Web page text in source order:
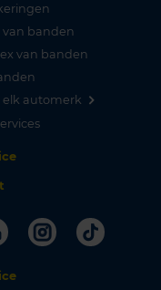
banden
van banden
elk automerk
YoutubeInstagram
Tiktok